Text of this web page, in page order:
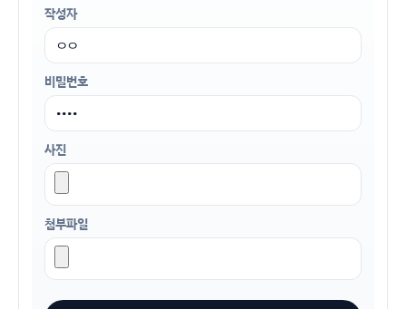
작성자
비밀번호
사진
첨부파일